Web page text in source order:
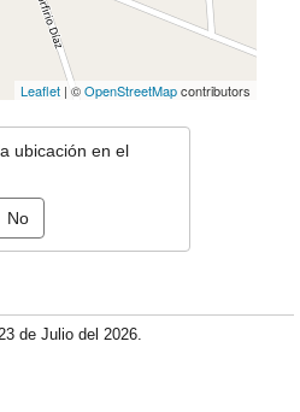
Leaflet | ©OpenStreetMapcontributors
ubicación en el
No
de Julio del 2026.